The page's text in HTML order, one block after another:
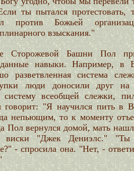
ты пытался протестовать,
против Божьей
взыскания."
Сторожевой Башни Пол
навыки. Например, в
разветвленная система
люди доносили друг на
всеобщей слежки,
говорит: "Я научился пить в
непьющим, то к моменту
Пол вернулся домой, мать
виски "Джек Дениэлс." "Ты
- спросила она. "Нет, -